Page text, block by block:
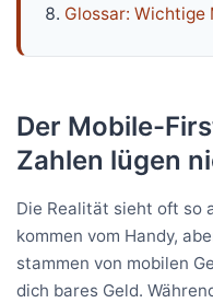
Glossar:
Der Mobile-
Zahlen lügen
Die Realität sieht oft so
kommen vom Handy,
stammen von mobilen
dich bares Geld.